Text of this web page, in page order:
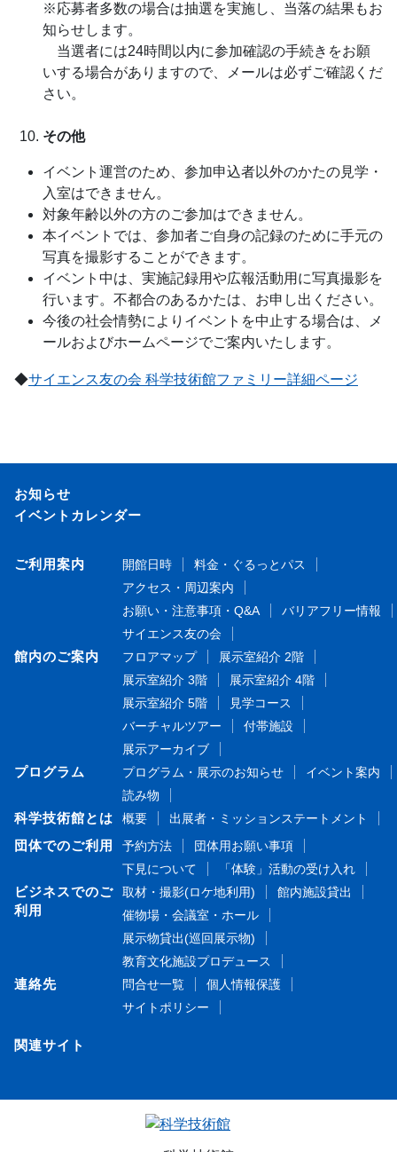
※応募者多数の場合は抽選を実施し、当落の結果もお
知らせします。
当選者には24時間以内に参加確認の手続きをお願
いする場合がありますので、メールは必ずご確認くだ
さい。
その他
イベント運営のため、参加申込者以外のかたの見学・
入室はできません。
対象年齢以外の方のご参加はできません。
本イベントでは、参加者ご自身の記録のために手元の
写真を撮影することができます。
イベント中は、実施記録用や広報活動用に写真撮影を
行います。不都合のあるかたは、お申し出ください。
今後の社会情勢によりイベントを中止する場合は、メ
ールおよびホームページでご案内いたします。
◆サイエンス友の会 科学技術館ファミリー詳細ページ
お知らせ
イベントカレンダー
ご利用案内 開館日時
料金・ぐるっとパス
アクセス・周辺案内
お願い・注意事項・Q&A
バリアフリー情報
サイエンス友の会
館内のご案内 フロアマップ
展示室紹介 2階
展示室紹介 3階
展示室紹介 4階
展示室紹介 5階
見学コース
バーチャルツアー
付帯施設
展示アーカイブ
プログラム プログラム・展示のお知らせ
イベント案内
読み物
科学技術館とは 概要 出展者・ミッションステートメント
団体でのご利用 予約方法
団体用お願い事項
下見について
「体験」活動の受け入れ
ビジネスでのご
利用
取材・撮影(ロケ地利用)
館内施設貸出
催物場・会議室・ホール
展示物貸出(巡回展示物)
教育文化施設プロデュース
連絡先 問合せ一覧
個人情報保護
サイトポリシー
関連サイト